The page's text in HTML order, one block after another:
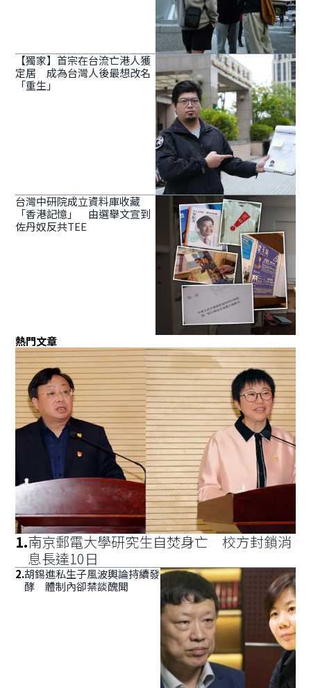
【獨家】首宗在台流亡港人獲
定居 成為台灣人後最想改名
「重生」
台灣中研院成立資料庫收藏
「香港記憶」 由選舉文宣到
佐丹奴反共TEE
熱門文章
1.南京郵電大學研究生自焚身亡 校方封鎖消
息長達10日
2.胡錫進私生子風波輿論持續發
酵 體制內卻禁談醜聞